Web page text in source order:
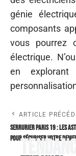
génie
composants
vous pourrez
électrique.
en
ARTICLE
Serrurier Paris 19 : les
pour sécuriser votre